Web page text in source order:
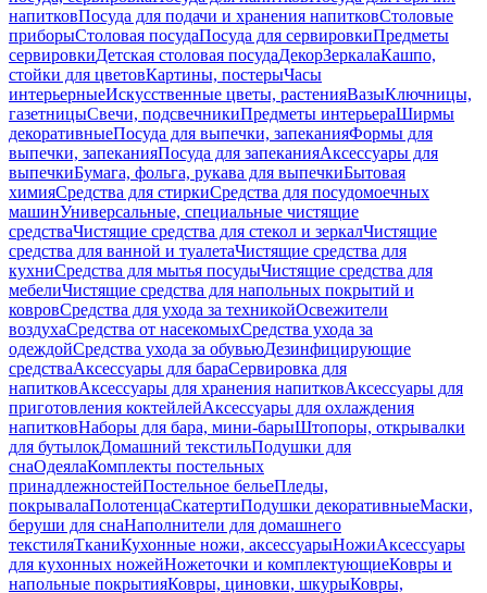
напитковПосуда для подачи и хранения напитковСтоловые
приборыСтоловая посудаПосуда для сервировкиПредметы
сервировкиДетская столовая посудаДекорЗеркалаКашпо,
стойки для цветовКартины, постерыЧасы
интерьерныеИскусственные цветы, растенияВазыКлючницы,
газетницыСвечи, подсвечникиПредметы интерьераШирмы
декоративныеПосуда для выпечки, запеканияФормы для
выпечки, запеканияПосуда для запеканияАксессуары для
выпечкиБумага, фольга, рукава для выпечкиБытовая
химияСредства для стиркиСредства для посудомоечных
машинУниверсальные, специальные чистящие
средстваЧистящие средства для стекол и зеркалЧистящие
средства для ванной и туалетаЧистящие средства для
кухниСредства для мытья посудыЧистящие средства для
мебелиЧистящие средства для напольных покрытий и
ковровСредства для ухода за техникойОсвежители
воздухаСредства от насекомыхСредства ухода за
одеждойСредства ухода за обувьюДезинфицирующие
средстваАксессуары для бараСервировка для
напитковАксессуары для хранения напитковАксессуары для
приготовления коктейлейАксессуары для охлаждения
напитковНаборы для бара, мини-барыШтопоры, открывалки
для бутылокДомашний текстильПодушки для
снаОдеялаКомплекты постельных
принадлежностейПостельное бельеПледы,
покрывалаПолотенцаСкатертиПодушки декоративныеМаски,
беруши для снаНаполнители для домашнего
текстиляТканиКухонные ножи, аксессуарыНожиАксессуары
для кухонных ножейНожеточки и комплектующиеКовры и
напольные покрытияКовры, циновки, шкурыКовры,